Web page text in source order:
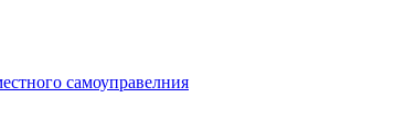
самоуправелния